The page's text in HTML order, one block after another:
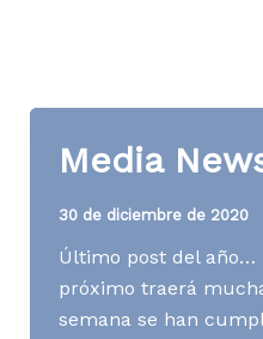
Media
30 de diciembre de 2020
Último post del año…
próximo traerá
semana se han